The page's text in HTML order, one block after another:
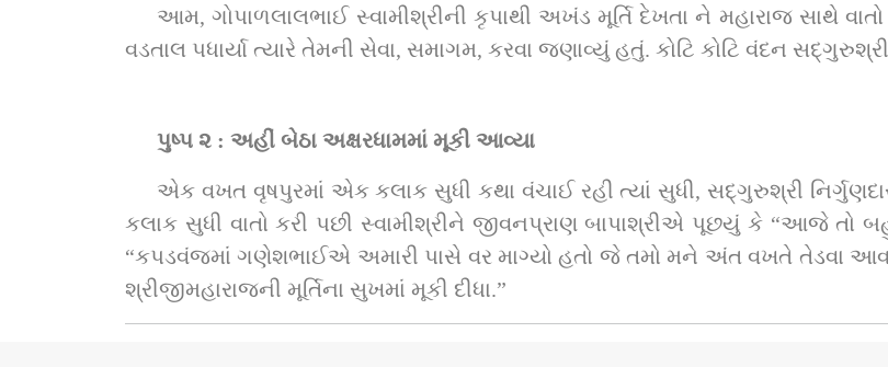
આમ, ગોપાળલાલભાઈ સ્વામીશ્રીની કૃપાથી અખંડ મૂર્તિ દેખતા ને મહારાજ સાથે
વડતાલ પધાર્યા
પુષ્પ ૨ : અહીં બેઠા અક્ષરધામમાં મૂકી આવ્યા
એક વખત વૃષપુરમાં એક કલાક સુધી કથા વંચાઈ રહી ત્યાં સુધી, સદ્‌ગુરુશ્રી નિર્ગુણદાસજી સ્વામી ધ્યાનમાં બેસી રહ્યા ને પછી જાગ્યા. એક
કલાક સુધી વાતો કરી પછી સ્વામીશ્રીને જીવનપ્રાણ બાપાશ્રીએ પૂછયું કે “આજે તો
“કપડવંજમાં ગણેશભાઈએ અમારી પાસે વર માગ્યો હતો જે તમો મને અંત વખતે તેડવા
શ્રીજીમહારાજની મૂર્તિના સુખમાં મૂકી દીધા.”